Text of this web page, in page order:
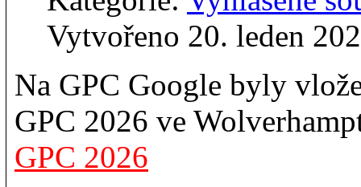
Vytvořeno 20. leden
Na GPC Google byly
GPC 2026 ve
GPC 2026